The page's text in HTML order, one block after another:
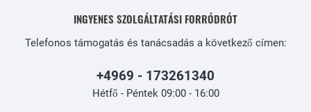
INGYENES SZOLGÁLTATÁSI FORRÓDRÓT
Telefonos támogatás és tanácsadás a következő címen:
+4969 - 173261340
Hétfő - Péntek 09:00 - 16:00